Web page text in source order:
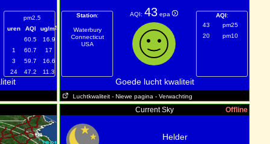
pm2.5
uren
AQI ug/m3
60.5
16.9
1
60.7
17
3
59.7
16.6
24
47.2 11.3
Station:
Waterbury
Connecticut
USA
AQI: 43 epa AQI:
43
pm25
20
pm10
Goede lucht kwaliteit
Luchtkwaliteit - Niewe pagina - Verwachting
Current Sky Offline
Helder